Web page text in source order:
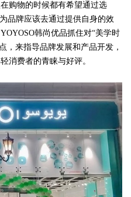
购物的时候都有希望通过选
品牌应该去通过提供自身的效
韩尚优品抓住对“美学时
，来指导品牌发展和产品开发，
消费者的青睐与好评。